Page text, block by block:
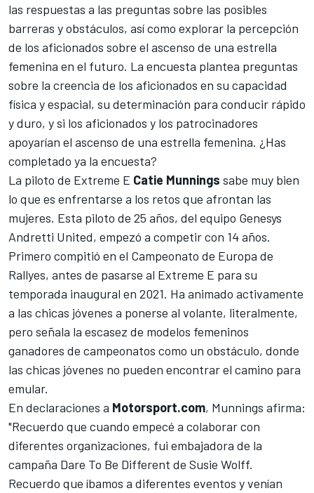
las respuestas a las preguntas sobre las posibles
barreras y obstáculos, así como explorar la percepción
de los aficionados sobre el ascenso de una estrella
femenina en el futuro. La encuesta plantea preguntas
sobre la creencia de los aficionados en su capacidad
física y espacial, su determinación para conducir rápido
y duro, y si los aficionados y los patrocinadores
apoyarían el ascenso de una estrella femenina. ¿Has
completado ya la encuesta?
La piloto de Extreme E Catie Munnings sabe muy bien
lo que es enfrentarse a los retos que afrontan las
mujeres. Esta piloto de 25 años, del equipo Genesys
Andretti United, empezó a competir con 14 años.
Primero compitió en el Campeonato de Europa de
Rallyes, antes de pasarse al Extreme E para su
temporada inaugural en 2021. Ha animado activamente
a las chicas jóvenes a ponerse al volante, literalmente,
pero señala la escasez de modelos femeninos
ganadores de campeonatos como un obstáculo, donde
las chicas jóvenes no pueden encontrar el camino para
emular.
En declaraciones a Motorsport.com, Munnings afirma:
"Recuerdo que cuando empecé a colaborar con
diferentes organizaciones, fui embajadora de la
campaña Dare To Be Different de Susie Wolff.
Recuerdo que íbamos a diferentes eventos y venían